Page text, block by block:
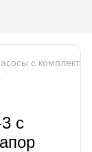
с комплектом
с